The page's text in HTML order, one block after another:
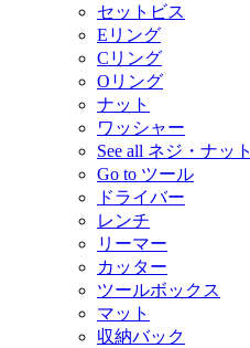
セットビス
Eリング
Cリング
Oリング
ナット
ワッシャー
See all ネジ・ナット
Go to ツール
ドライバー
レンチ
リーマー
カッター
ツールボックス
マット
収納バック